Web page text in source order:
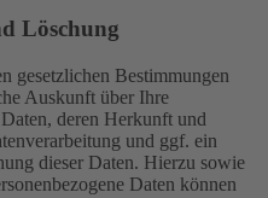
Löschung
gesetzlichen Bestimmungen
Auskunft über Ihre
deren Herkunft und
und ggf. ein
dieser Daten. Hierzu sowie
Daten können